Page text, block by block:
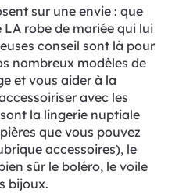
sur une envie : que
robe de mariée qui lui
conseil sont là pour
nombreux modèles de
et vous aider à la
avec les
la lingerie nuptiale
que vous pouvez
accessoires), le
sûr le boléro, le voile
bijoux.